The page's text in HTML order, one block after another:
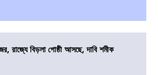
রাজ্যে বিড়লা গোষ্ঠী আসছে, দাবি শমীক